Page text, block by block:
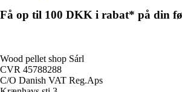
Få op til 100 DKK i rabat* på din
Wood pellet shop Sárl
CVR 45788288
C/O Danish VAT Reg.Aps